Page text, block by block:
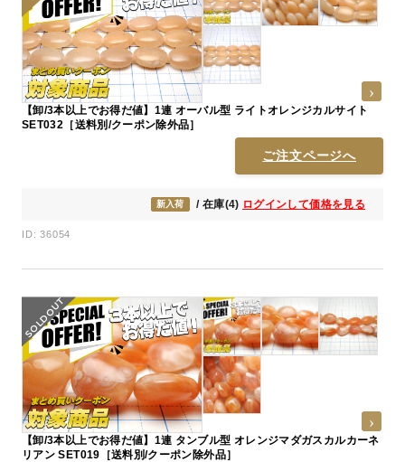
【卸/3本以上でお得だ値】1連 オーバル型 ライトオレンジカルサイト
SET032［送料別/クーポン除外品］
ご注文ページへ
新入荷 / 在庫(4) ログインして価格を見る
ID: 36054
【卸/3本以上でお得だ値】1連 タンブル型 オレンジマダガスカルカーネ
リアン SET019［送料別/クーポン除外品］